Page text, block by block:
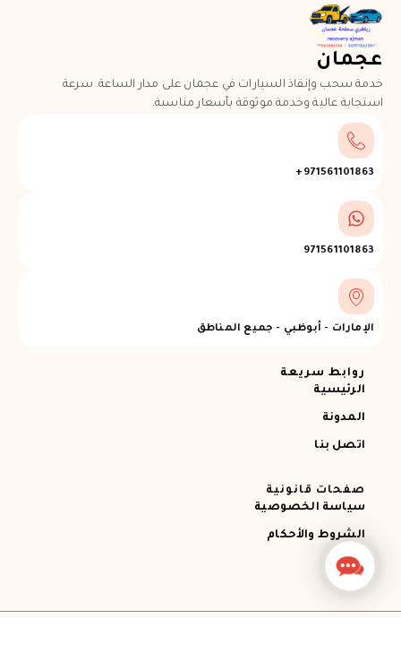
عجمان
خدمة سحب وإنقاذ السيارات في عجمان على مدار الساعة. سرعة
استجابة عالية وخدمة موثوقة بأسعار مناسبة.
971561101863+
971561101863
الإمارات - أبوظبي - جميع المناطق
روابط سريعة
الرئيسية
المدونة
اتصل بنا
صفحات قانونية
سياسة الخصوصية
الشروط والأحكام
Contact
Us